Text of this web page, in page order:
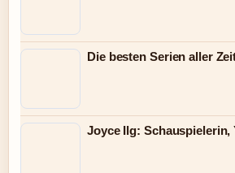
Die besten Serien aller
Joyce Ilg: